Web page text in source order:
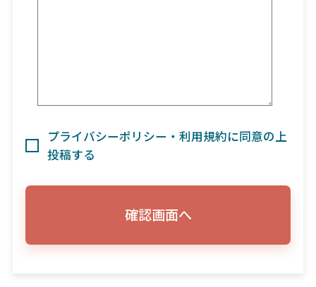
プライバシーポリシー・利用規約に同意の上
投稿する
確認画面へ